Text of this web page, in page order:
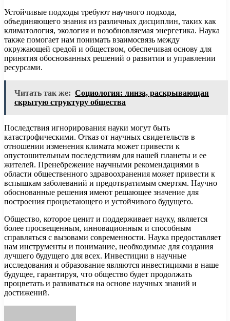
Устойчивые подходы требуют научного подхода,
объединяющего знания из различных дисциплин, таких как
климатология, экология и возобновляемая энергетика. Наука
также помогает нам понимать взаимосвязь между
окружающей средой и обществом, обеспечивая основу для
принятия обоснованных решений о развитии и управлении
ресурсами.
Читать так же: Социология: линза, раскрывающая
скрытую структуру общества
Последствия игнорирования науки могут быть
катастрофическими. Отказ от научных свидетельств в
отношении изменения климата может привести к
опустошительным последствиям для нашей планеты и ее
жителей. Пренебрежение научными рекомендациями в
области общественного здравоохранения может привести к
вспышкам заболеваний и предотвратимым смертям. Научно
обоснованные решения имеют решающее значение для
построения процветающего и устойчивого будущего.
Общество, которое ценит и поддерживает науку, является
более просвещенным, инновационным и способным
справляться с вызовами современности. Наука предоставляет
нам инструменты и понимание, необходимые для создания
лучшего будущего для всех. Инвестиции в научные
исследования и образование являются инвестициями в наше
будущее, гарантируя, что общество будет продолжать
процветать и развиваться на основе научных знаний и
достижений.